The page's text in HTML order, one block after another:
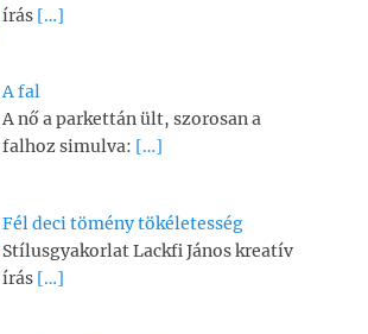
írás […]
A fal
A nő a parkettán ült, szorosan a
falhoz simulva: […]
Fél deci tömény tökéletesség
Stílusgyakorlat Lackfi János kreatív
írás […]